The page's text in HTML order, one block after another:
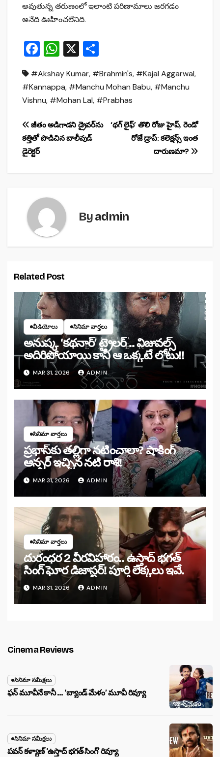
అవుతున్న తరుణంలో ఇలాంటి పరిణామాలు జరగడం
అనేది ఊహించలేనిది.
F
c
e
o
o
k
W
at
s
p
p
X
ar
e
#Akshay Kumar, #Brahmin's, #Kajal Aggarwal,
#Kannappa, #Manchu Mohan Babu, #Manchu
Vishnu, #Mohan Lal, #Prabhas
Post
navigation
‘థగ్ లైఫ్’ తొలి రోజు హైప్, రెండో
రోజే డ్రాప్: కలెక్షన్స్ ఇంత
దారుణమా?
జీతం అడిగాడని డ్రైవర్‌ను
కత్తితో పొడిచిన బాలీవుడ్
డైరెక్టర్
Byadmin
Related Post
వీడియోలు సినిమా వార్తలు
అనుష్క ‘కథనార్’ ట్రైలర్ .. విజువల్స్
అదిరిపోయాయి కానీ ఆ ఒక్కటే లోటు!!
MAR 31, 2026 ADMIN
సినిమా వార్తలు
ప్రభాస్‌కు తల్లిగా నటించాలా? షాకింగ్
ఆన్సర్ ఇచ్చిన నటి రాశి!
MAR 31, 2026 ADMIN
సినిమా వార్తలు
దురంధర 2 వీరవిహారం.. ఉస్తాద్ భగత్
సింగ్ ఘోర డిజాస్టర్! పూర్తి లెక్కలు ఇవే.
MAR 31, 2026 ADMIN
Cinema Reviews
సినిమా సమీక్షలు
ఫన్ మూవీనే కానీ … ‘బ్యాండ్‌ మేళం’ మూవీ రివ్యూ
సినిమా సమీక్షలు
పవన్ కళ్యాణ్ ‘ఉస్తాద్ భ‌గ‌త్ సింగ్’ రివ్యూ